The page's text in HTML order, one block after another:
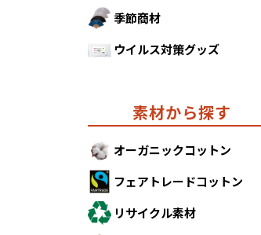
その他キッチン雑貨
ノート
クリアファイル
防災グッズ
モバイルグッズ
その他エコ雑貨
季節商材
あったかグッズ
ウイルス対策グッズ
素材から探す
オーガニックコットン
フェアトレードコットン
リサイクル素材